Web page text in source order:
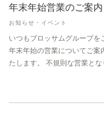
年末年始営業のご案内
お知らせ・イベント
いつもブロッサムグループを
年末年始の営業についてご案
たします。 不規則な営業と